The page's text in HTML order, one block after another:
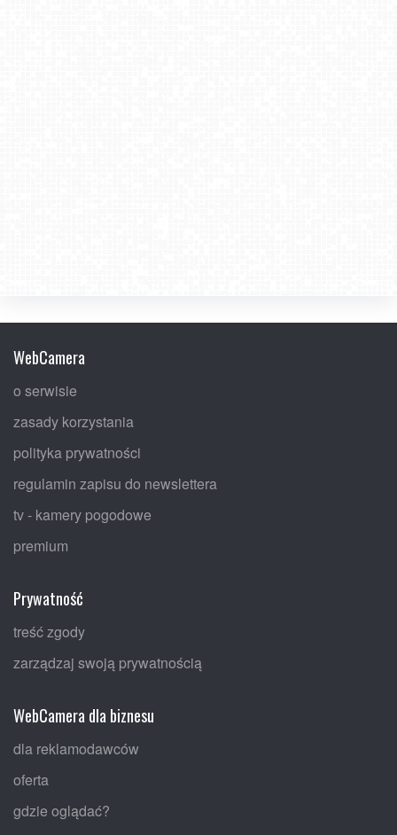
WebCamera
o serwisie
zasady korzystania
polityka prywatności
regulamin zapisu do newslettera
tv - kamery pogodowe
premium
Prywatność
treść zgody
zarządzaj swoją prywatnością
WebCamera dla biznesu
dla reklamodawców
oferta
gdzie oglądać?